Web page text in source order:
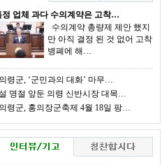
정 업체 과다 수의계약은 고착…
수의계약 총량제 제안 했지
만 아직 결정 된 것 없어 고착
병폐에 해…
의령군, ‘군민과의 대화’ 마무…
명절 앞둔 의령 신반시장 대목…
의령군, 홍의장군축제 4월 18일 팡…